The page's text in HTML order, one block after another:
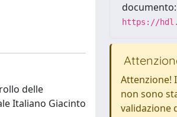
delle
Italiano Giacinto
documento:
https://
Attenzione!
non sono
validazione